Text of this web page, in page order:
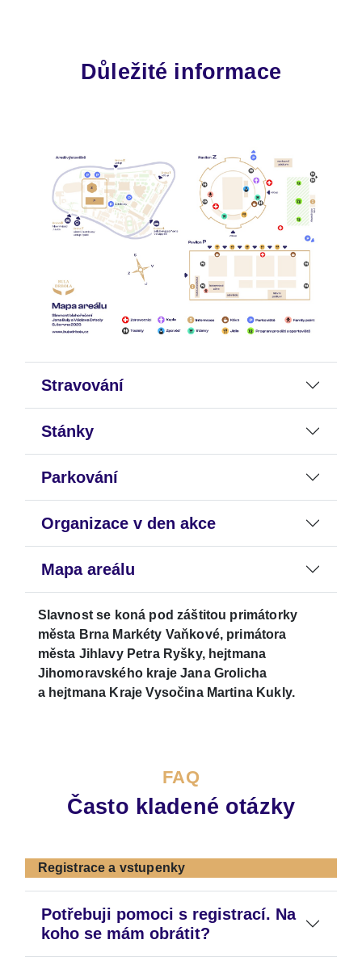
Důležité informace
Stravování
Stánky
Parkování
Organizace v den akce
Mapa areálu
Slavnost se koná pod záštitou primátorky
města Brna Markéty Vaňkové, primátora
města Jihlavy Petra Ryšky, hejtmana
Jihomoravského kraje Jana Grolicha
a hejtmana Kraje Vysočina Martina Kukly.
FAQ
Často kladené otázky
Registrace a vstupenky
Potřebuji pomoci s registrací. Na
koho se mám obrátit?